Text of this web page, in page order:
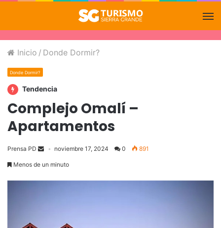
Inicio / Donde Dormir?
Donde Dormir?
Tendencia
Complejo Omalí –
Apartamentos
Prensa PD noviembre 17, 2024 0 891
Menos de un minuto